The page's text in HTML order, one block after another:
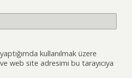
kullanılmak üzere
web site adresimi bu tarayıcıya